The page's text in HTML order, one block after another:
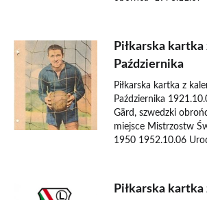
Piłkarska kartka
Października
Piłkarska kartka z
Października
Gärd, szwedzki
miejsce Mistrzostw
1950 1952.10.06
Piłkarska kartka